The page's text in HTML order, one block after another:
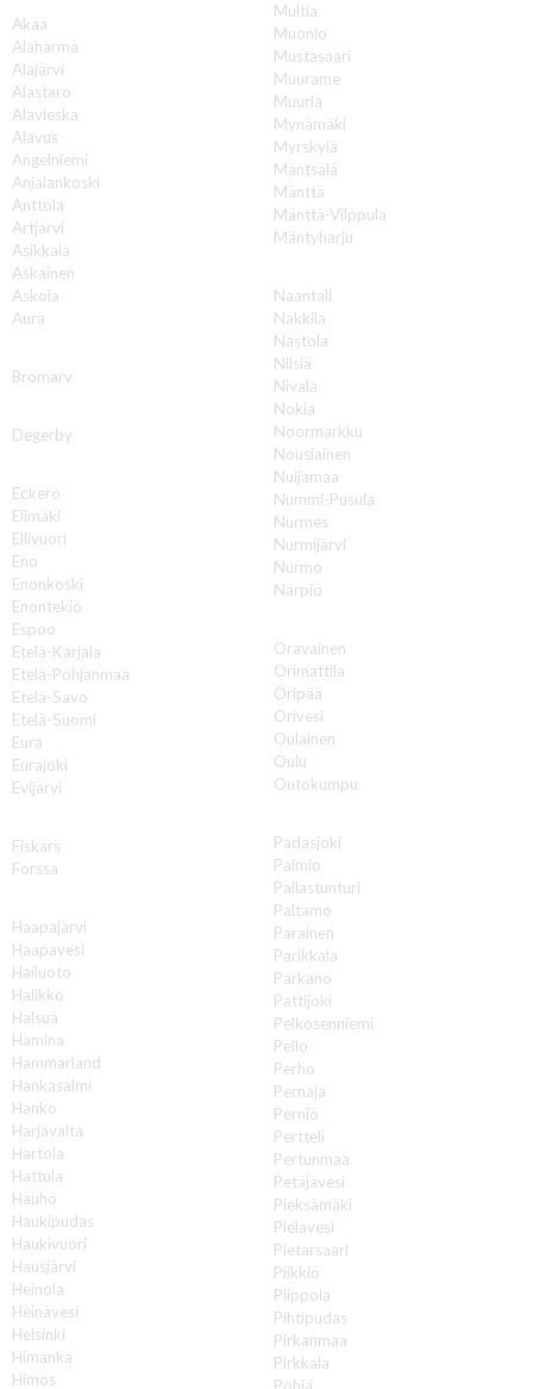
Akaa
Alahärmä
Alajärvi
Alastaro
Alavieska
Alavus
Angelniemi
Anjalankoski
Anttola
Artjärvi
Asikkala
Askainen
Askola
Aura
Bromarv
Degerby
Eckerö
Elimäki
Ellivuori
Eno
Enonkoski
Enontekiö
Espoo
Etelä-Karjala
Etelä-Pohjanmaa
Etelä-Savo
Etelä-Suomi
Eura
Eurajoki
Evijärvi
Fiskars
Forssa
Haapajärvi
Haapavesi
Hailuoto
Halikko
Halsua
Hamina
Hammarland
Hankasalmi
Hanko
Harjavalta
Hartola
Hattula
Hauho
Haukipudas
Haukivuori
Hausjärvi
Heinola
Heinävesi
Helsinki
Himanka
Himos
Multia
Muonio
Mustasaari
Muurame
Muurla
Mynämäki
Myrskylä
Mäntsälä
Mänttä
Mänttä-Vilppula
Mäntyharju
Naantali
Nakkila
Nastola
Nilsiä
Nivala
Nokia
Noormarkku
Nousiainen
Nuijamaa
Nummi-Pusula
Nurmes
Nurmijärvi
Nurmo
Närpiö
Oravainen
Orimattila
Oripää
Orivesi
Oulainen
Oulu
Outokumpu
Padasjoki
Paimio
Pallastunturi
Paltamo
Parainen
Parikkala
Parkano
Pattijoki
Pelkosenniemi
Pello
Perho
Pernaja
Perniö
Pertteli
Pertunmaa
Petäjävesi
Pieksämäki
Pielavesi
Pietarsaari
Piikkiö
Piippola
Pihtipudas
Pirkanmaa
Pirkkala